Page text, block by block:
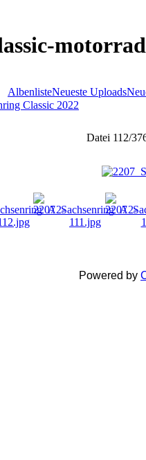
AlbenlisteNeueste Uploads
Classic 2022
Datei 112/
Powered by